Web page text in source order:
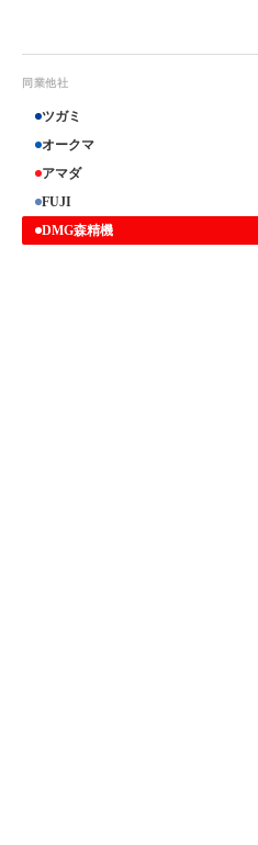
同業他社
ツガミ
オークマ
アマダ
FUJI
DMG森精機